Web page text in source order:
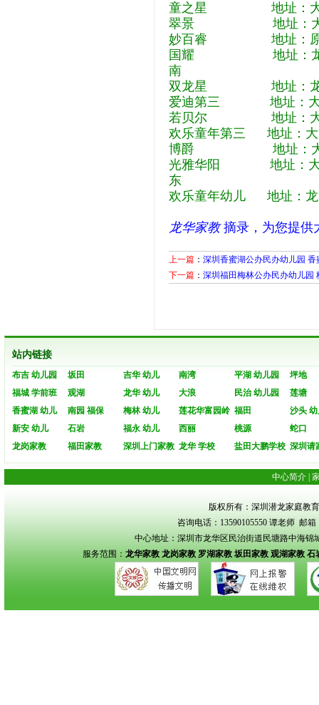
童之星 地址：大浪华
翠景 地址：大浪龙华
妙百睿 地址：原瑞朗
国耀 地址：龙华金龙
南
双龙星 地址：龙华区
爱迪第三 地址：大浪
若贝尔 地址：大浪下
欢乐童年第三 地址：大
博爵 地址：大浪街道
光雅华阳 地址：大浪
东
欢乐童年幼儿 地址：龙
龙华家教摘录，为您提供
上一篇 ： 深圳香蜜湖公办民办幼儿园
下一篇 ： 深圳福田梅林公办民办幼儿园
站内链接
布吉 幼儿园 坂田 吉华 幼儿 南湾 平湖 幼儿园
坪地
福城 学前班
观湖 龙华 幼儿 大浪 民治 幼儿园
莲塘
香蜜湖 幼儿
南园 福保 梅林 幼儿 莲花华富园岭 福田
沙头
新安 幼儿
石岩 福永 幼儿 西丽 桃源
蛇口
龙岗家教
福田家教 深圳上门家教 龙华 学校 盐田大鹏学校 深圳请
中心简介
版权所有：深圳潜龙家庭教育
咨询电话：13590105550 谭老师 邮
中心地址：深圳市龙华区民治街道民塘路中海锦
服务范围： 龙华家教 龙岗家教 罗湖家教 坂田家教 观湖家教 石